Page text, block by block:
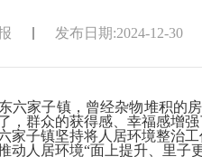
发布日期:2024-12-30
家子镇，曾经杂物堆积的房
，群众的获得感、幸福感增
子镇坚持将人居环境整治工
动人居环境“面上提升、里子